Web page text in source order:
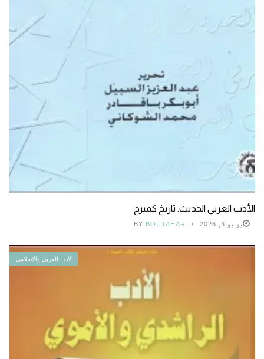
الأدب العربي الحديث. تاريخ كمبرج
يونيو 3, 2026 BY BOUTAHAR
الأدب العربي والإسلامي